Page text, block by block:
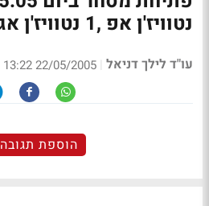
נטוויז'ן אפ ,1 נטוויז'ן אג א
עו"ד לילך דניאל |
22/05/2005 13:22
הוספת תגובה